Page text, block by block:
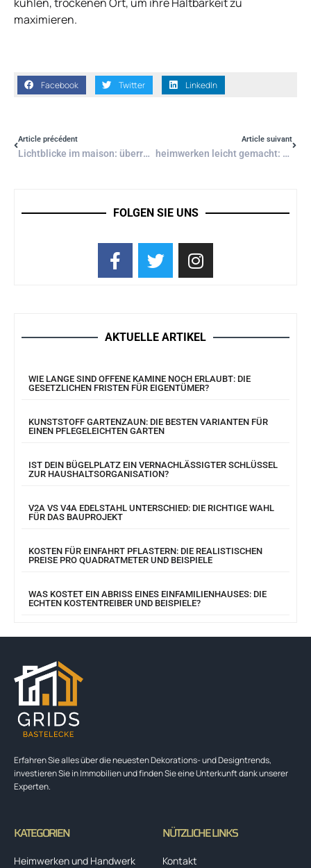
maximieren.
Facebook Twitter LinkedIn
Article précédent
Lichtblicke im maison: überraschend clevere ideen zur energiesparenden beleuchtung
Article suivant
heimwerken leicht gemacht: einfache projekte für dein zuhause als einsteigerabenteuer
FOLGEN SIE UNS
AKTUELLE ARTIKEL
WIE LANGE SIND OFFENE KAMINE NOCH ERLAUBT: DIE
GESETZLICHEN FRISTEN FÜR EIGENTÜMER?
KUNSTSTOFF GARTENZAUN: DIE BESTEN VARIANTEN FÜR
EINEN PFLEGELEICHTEN GARTEN
IST DEIN BÜGELPLATZ EIN VERNACHLÄSSIGTER SCHLÜSSEL
ZUR HAUSHALTSORGANISATION?
V2A VS V4A EDELSTAHL UNTERSCHIED: DIE RICHTIGE WAHL
FÜR DAS BAUPROJEKT
KOSTEN FÜR EINFAHRT PFLASTERN: DIE REALISTISCHEN
PREISE PRO QUADRATMETER UND BEISPIELE
WAS KOSTET EIN ABRISS EINES EINFAMILIENHAUSES: DIE
ECHTEN KOSTENTREIBER UND BEISPIELE?
Erfahren Sie alles über die neuesten Dekorations- und Designtrends,
investieren Sie in Immobilien und finden Sie eine Unterkunft dank unserer
Experten.
KATEGORIEN
Heimwerken und Handwerk
NÜTZLICHE LINKS
Kontakt